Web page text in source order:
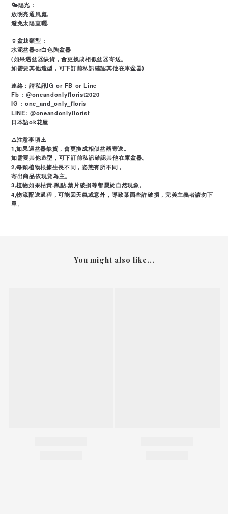
🌤陽光 :
放明亮通風處,
避免太陽直曬.
🏺盆栽類型 :
水泥盆器or白色陶盆器
(如果遇盆器缺貨，會更換成相似盆器寄送。
如需要其他造型，可下訂前私訊確認其他在庫盆器)
連絡：請私訊IG or FB or Line
Fb : @oneandonlyflorist2020
IG : one_and_only_floris
LINE: @oneandonlyflorist
日本語ok花屋
⚠️注意事項⚠️
1,如果遇盆器缺貨，會更換成相似盆器寄送。
如需要其他造型，可下訂前私訊確認其他在庫盆器。
2,每顆植物根據生長不同，姿態有所不同，
寄出商品依現貨為主。
3,植物如果枯黃.黑點.葉片破損等都屬於自然現象。
4,物流配送過程，可能因天氣或意外，導致葉面些許破損，完美主義者請勿下
單。
You might also like...